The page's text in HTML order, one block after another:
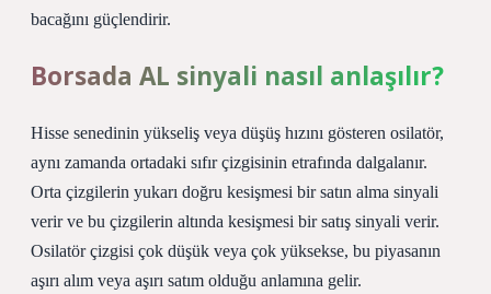
bacağını güçlendirir.
Borsada AL sinyali nasıl anlaşılır?
Hisse senedinin yükseliş veya düşüş hızını gösteren osilatör,
aynı zamanda ortadaki sıfır çizgisinin etrafında dalgalanır.
Orta çizgilerin yukarı doğru kesişmesi bir satın alma sinyali
verir ve bu çizgilerin altında kesişmesi bir satış sinyali verir.
Osilatör çizgisi çok düşük veya çok yüksekse, bu piyasanın
aşırı alım veya aşırı satım olduğu anlamına gelir.